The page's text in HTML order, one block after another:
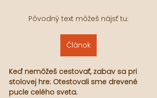
Pôvodný text môžeš nájsť tu:
Článok
Keď nemôžeš cestovať, zabav sa pri
stolovej hre: Otestovali sme drevené
pucle celého sveta.